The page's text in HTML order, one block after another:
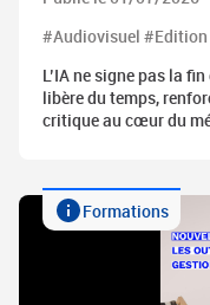
#Audiovisuel #Edition
L’IA ne signe pas la
libère du temps,
critique au cœur du
Formations